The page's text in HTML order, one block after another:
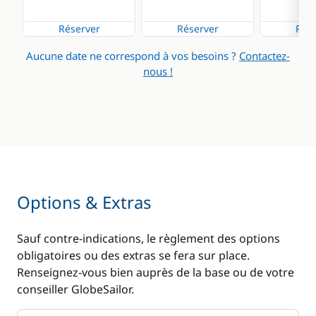
Réserver Réserver
Aucune date ne correspond à vos besoins ? Contactez-
nous !
Options & Extras
Sauf contre-indications, le règlement des options
obligatoires ou des extras se fera sur place.
Renseignez-vous bien auprès de la base ou de votre
conseiller GlobeSailor.